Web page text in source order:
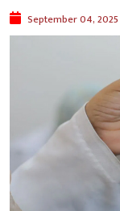
September 04, 2025